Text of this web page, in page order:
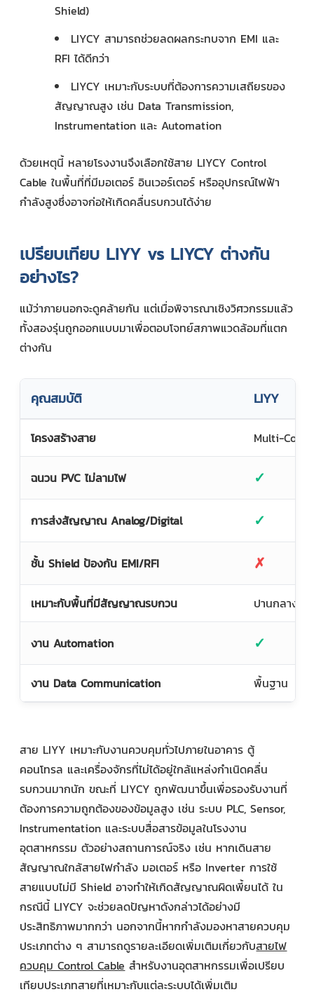
Shield)
LIYCY สามารถช่วยลดผลกระทบจาก EMI และ
RFI ได้ดีกว่า
LIYCY เหมาะกับระบบที่ต้องการความเสถียรของ
สัญญาณสูง เช่น Data Transmission,
Instrumentation และ Automation
ด้วยเหตุนี้ หลายโรงงานจึงเลือกใช้สาย LIYCY Control
Cable ในพื้นที่ที่มีมอเตอร์ อินเวอร์เตอร์ หรืออุปกรณ์ไฟฟ้า
กำลังสูงซึ่งอาจก่อให้เกิดคลื่นรบกวนได้ง่าย
เปรียบเทียบ LIYY vs LIYCY ต่างกัน
อย่างไร?
แม้ว่าภายนอกจะดูคล้ายกัน แต่เมื่อพิจารณาเชิงวิศวกรรมแล้ว
ทั้งสองรุ่นถูกออกแบบมาเพื่อตอบโจทย์สภาพแวดล้อมที่แตก
ต่างกัน
คุณสมบัติ LIYY
โครงสร้างสาย Multi-Core
ฉนวน PVC ไม่ลามไฟ ✓
การส่งสัญญาณ Analog/Digital ✓
ชั้น Shield ป้องกัน EMI/RFI ✗
เหมาะกับพื้นที่มีสัญญาณรบกวน ปานกลาง
งาน Automation ✓
งาน Data Communication พื้นฐาน
สาย LIYY เหมาะกับงานควบคุมทั่วไปภายในอาคาร ตู้
คอนโทรล และเครื่องจักรที่ไม่ได้อยู่ใกล้แหล่งกำเนิดคลื่น
รบกวนมากนัก ขณะที่ LIYCY ถูกพัฒนาขึ้นเพื่อรองรับงานที่
ต้องการความถูกต้องของข้อมูลสูง เช่น ระบบ PLC, Sensor,
Instrumentation และระบบสื่อสารข้อมูลในโรงงาน
อุตสาหกรรม ตัวอย่างสถานการณ์จริง เช่น หากเดินสาย
สัญญาณใกล้สายไฟกำลัง มอเตอร์ หรือ Inverter การใช้
สายแบบไม่มี Shield อาจทำให้เกิดสัญญาณผิดเพี้ยนได้ ใน
กรณีนี้ LIYCY จะช่วยลดปัญหาดังกล่าวได้อย่างมี
ประสิทธิภาพมากกว่า นอกจากนี้หากกำลังมองหาสายควบคุม
ประเภทต่าง ๆ สามารถดูรายละเอียดเพิ่มเติมเกี่ยวกับสายไฟ
ควบคุม Control Cable สำหรับงานอุตสาหกรรมเพื่อเปรียบ
เทียบประเภทสายที่เหมาะกับแต่ละระบบได้เพิ่มเติม